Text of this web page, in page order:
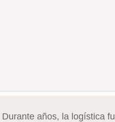
Durante años, la logística